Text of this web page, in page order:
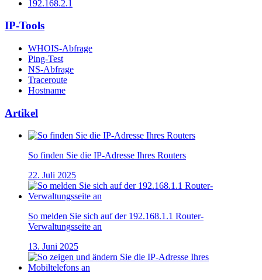
192.168.2.1
IP-Tools
WHOIS-Abfrage
Ping-Test
NS-Abfrage
Traceroute
Hostname
Artikel
So finden Sie die IP-Adresse Ihres Routers
22. Juli 2025
So melden Sie sich auf der 192.168.1.1 Router-
Verwaltungsseite an
13. Juni 2025